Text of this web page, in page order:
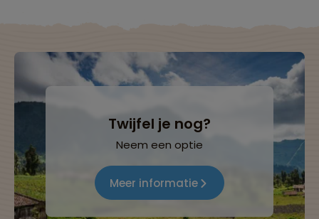
Twijfel je nog?
Neem een optie
Meer informatie